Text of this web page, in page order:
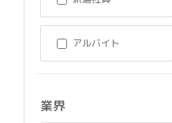
アルバイト
業界